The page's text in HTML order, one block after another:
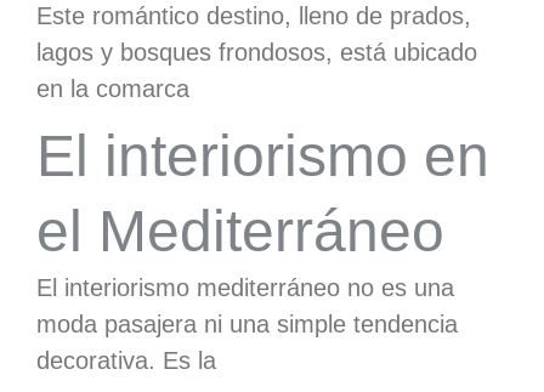
Este romántico destino, lleno de prados,
lagos y bosques frondosos, está ubicado
en la comarca
El interiorismo en
el Mediterráneo
El interiorismo mediterráneo no es una
moda pasajera ni una simple tendencia
decorativa. Es la